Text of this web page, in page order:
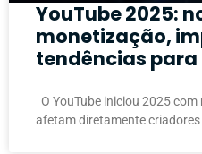
YouTube 2025:
monetização,
tendências
O YouTube iniciou 2025
afetam diretamente